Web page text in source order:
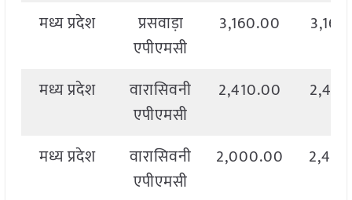
मध्य प्रदेश
प्रसवाड़ा
एपीएमसी
3,160.00
मध्य प्रदेश
वारासिवनी
एपीएमसी
2,410.00
मध्य प्रदेश
वारासिवनी
एपीएमसी
2,000.00